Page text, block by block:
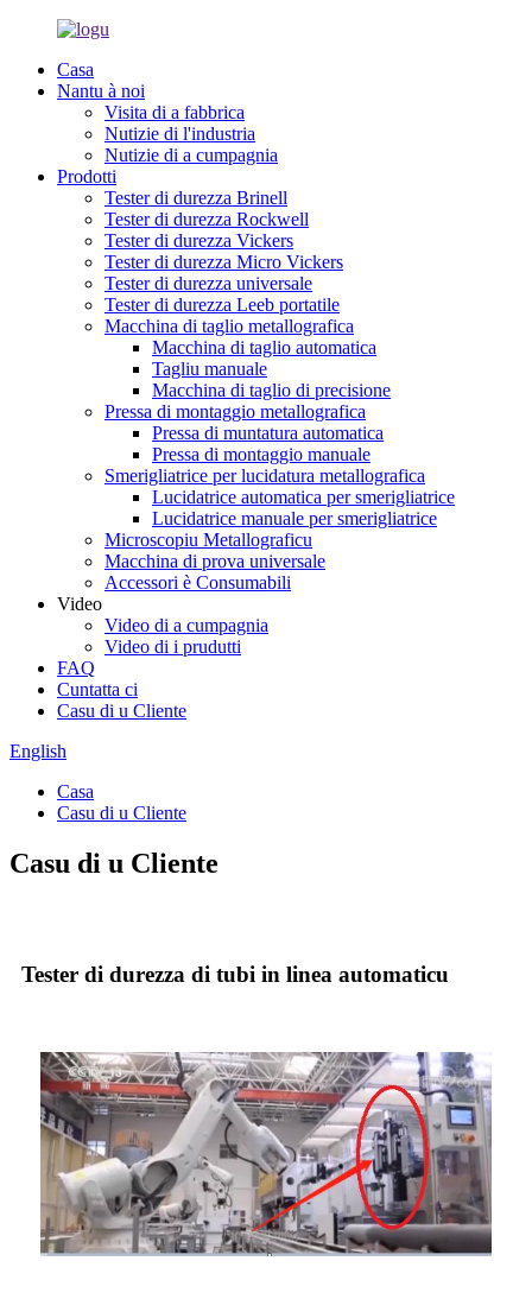
Casa
Nantu à noi
Visita di a fabbrica
Nutizie di l'industria
Nutizie di a cumpagnia
Prodotti
Tester di durezza Brinell
Tester di durezza Rockwell
Tester di durezza Vickers
Tester di durezza Micro Vickers
Tester di durezza universale
Tester di durezza Leeb portatile
Macchina di taglio metallografica
Macchina di taglio automatica
Tagliu manuale
Macchina di taglio di precisione
Pressa di montaggio metallografica
Pressa di muntatura automatica
Pressa di montaggio manuale
Smerigliatrice per lucidatura metallografica
Lucidatrice automatica per smerigliatrice
Lucidatrice manuale per smerigliatrice
Microscopiu Metallograficu
Macchina di prova universale
Accessori è Consumabili
Video
Video di a cumpagnia
Video di i prudutti
FAQ
Cuntatta ci
Casu di u Cliente
English
Casa
Casu di u Cliente
Casu di u Cliente
Tester di durezza di tubi in linea automaticu